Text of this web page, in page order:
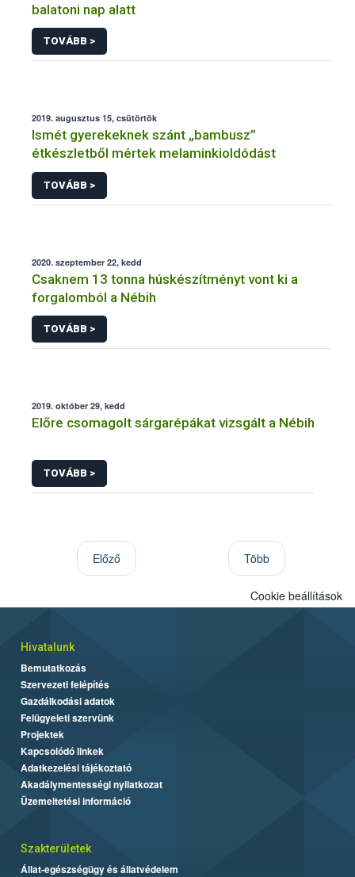
balatoni nap alatt
TOVÁBB >
2019. augusztus 15, csütörtök
Ismét gyerekeknek szánt „bambusz”
étkészletből mértek melaminkioldódást
TOVÁBB >
2020. szeptember 22, kedd
Csaknem 13 tonna húskészítményt vont ki a
forgalomból a Nébih
TOVÁBB >
2019. október 29, kedd
Előre csomagolt sárgarépákat vizsgált a Nébih
TOVÁBB >
Előző Több
Cookie beállítások
Hivatalunk
Bemutatkozás
Szervezeti felépítés
Gazdálkodási adatok
Felügyeleti szervünk
Projektek
Kapcsolódó linkek
Adatkezelési tájékoztató
Akadálymentességi nyilatkozat
Üzemeltetési információ
Szakterületek
Állat-egészségügy és állatvédelem